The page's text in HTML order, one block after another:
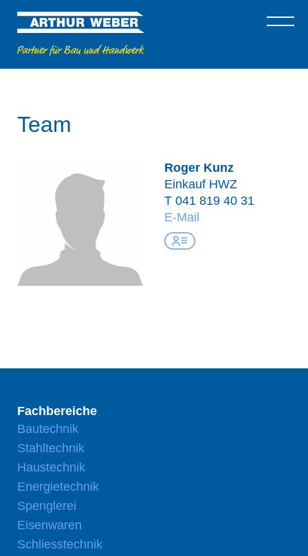
Team
Roger Kunz
Einkauf HWZ
T 041 819 40 31
E-Mail
Fachbereiche
Bautechnik
Stahltechnik
Haustechnik
Energietechnik
Spenglerei
Eisenwaren
Schliesstechnik